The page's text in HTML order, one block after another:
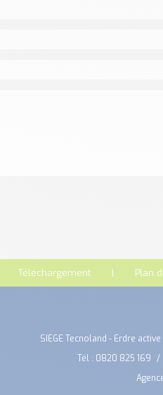
Téléchargement Plan
SIEGE Tecnoland - Erdre
Tél : 0820 825 169